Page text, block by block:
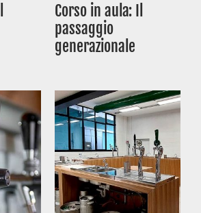
Corso in aula: Il
passaggio
generazionale